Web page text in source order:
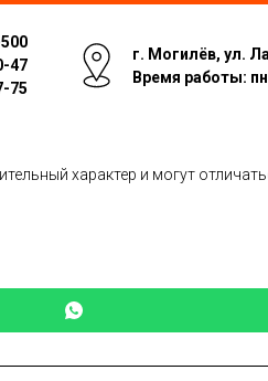
47
75
г. Могилёв, ул.
Время работы:
характер и могут